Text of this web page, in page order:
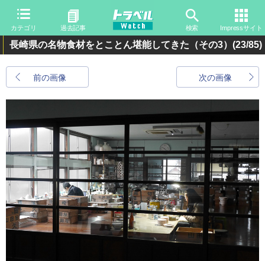
カテゴリ 過去記事 検索 Impressサイト
長崎県の名物食材をとことん堪能してきた（その3） (23/85)
前の画像 次の画像